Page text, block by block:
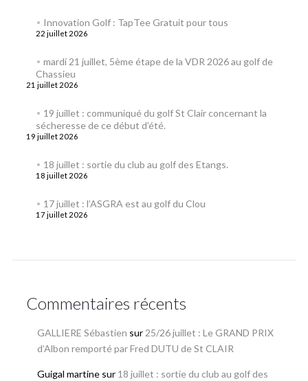
Innovation Golf : TapTee Gratuit pour tous
22 juillet 2026
mardi 21 juillet, 5ème étape de la VDR 2026 au golf de
Chassieu
21 juillet 2026
19 juillet : communiqué du golf St Clair concernant la
sécheresse de ce début d’été.
19 juillet 2026
18 juillet : sortie du club au golf des Etangs.
18 juillet 2026
17 juillet : l’ASGRA est au golf du Clou
17 juillet 2026
Commentaires récents
GALLIERE Sébastien sur 25/26 juillet : Le GRAND PRIX
d’Albon remporté par Fred DUTU de St CLAIR
Guigal martinesur 18 juillet : sortie du club au golf des